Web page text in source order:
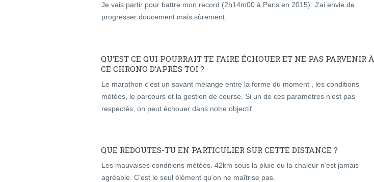
Je vais partir pour battre mon record (2h14m00 à Paris en 2015). J’ai envie de
progresser doucement mais sûrement.
QU’EST CE QUI POURRAIT TE FAIRE ÉCHOUER ET NE PAS PARVENIR À
CE CHRONO D’APRÈS TOI ?
Le marathon c’est un savant mélange entre la forme du moment , les conditions
météos, le parcours et la gestion de course. Si un de ces paramètres n’est pas
respectés, on peut échouer dans notre objectif.
QUE REDOUTES-TU EN PARTICULIER SUR CETTE DISTANCE ?
Les mauvaises conditions météos. 42km sous la pluie ou la chaleur n’est jamais
agréable. C’est le seul élément qu’on ne maîtrise pas.